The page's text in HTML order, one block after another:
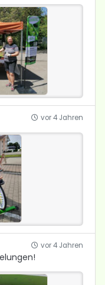
vor 4 Jahren
vor 4 Jahren